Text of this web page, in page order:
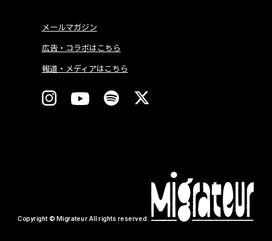
メールマガジン
広告・コラボはこちら
報道・メディアはこちら
Copyright © Migrateur All rights reserved.